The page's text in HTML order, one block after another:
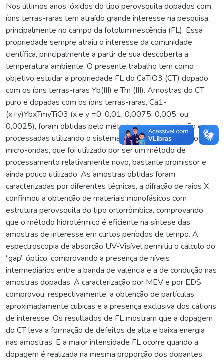
Nos últimos anos, óxidos do tipo perovsquita dopados com
íons terras-raras tem atraído grande interesse na pesquisa,
principalmente no campo da fotoluminescência (FL). Essa
propriedade sempre atraiu o interesse da comunidade
científica, principalmente a partir de sua descoberta a
temperatura ambiente. O presente trabalho tem como
objetivo estudar a propriedade FL do CaTiO3 (CT) dopado
com os íons terras-raras Yb(III) e Tm (III). Amostras do CT
puro e dopadas com os íons terras-raras, Ca1-
(x+y)YbxTmyTiO3 (x e y =0, 0,01, 0,0075, 0,005, ou
0,0025), foram obtidas pelo método de coprecipitação e
processadas utilizando o sistema hidrotérmico assistido por
micro-ondas, que foi utilizado por ser um método de
processamento relativamente novo, bastante promissor e
ainda pouco utilizado. As amostras obtidas foram
caracterizadas por diferentes técnicas, a difração de raios X
confirmou a obtenção de materiais monofásicos com
estrutura perovsquita do tipo ortorrômbica, comprovando
que o método hidrotérmico é eficiente na síntese das
amostras de interesse em curtos períodos de tempo. A
espectroscopia de absorção UV-Visível permitiu o cálculo do
“gap” óptico, comprovando a presença de níveis
intermediários entre a banda de valência e a de condução nas
amostras dopadas. A caracterização por MEV e por EDS
comprovou, respectivamente, a obtenção de partículas
aproximadamente cubicas e a presença exclusiva dos cátions
de interesse. Os resultados de FL mostram que a dopagem
do CT leva a formação de defeitos de alta e baixa energia
nas amostras. E a maior intensidade FL ocorre quando a
dopagem é realizada na mesma proporção dos dopantes.